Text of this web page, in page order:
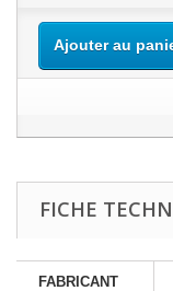
Ajouter au
FICHE
FABRICANT